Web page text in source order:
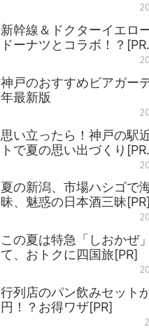
新幹線＆ドクターイエロ
ドーナツとコラボ！？
神戸のおすすめビアガー
年最新版
思い立ったら！神戸の駅
トで夏の思い出づくり
夏の新潟、市場ハシゴで
昧、魅惑の日本酒三昧[PR]
この夏は特急「しおかぜ
て、おトクに四国旅[PR]
行列店のパン飲みセット
円！？お得ワザ[PR]